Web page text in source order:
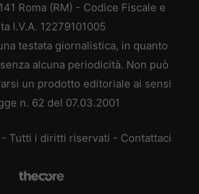
Roma (RM) - Codice Fiscale e
I.V.A. 12279101005
testata giornalistica, in quanto
alcuna periodicità. Non può
un prodotto editoriale ai sensi
n. 62 del 07.03.2001
Tutti i diritti riservati - Contattaci